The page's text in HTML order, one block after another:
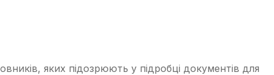
яких підозрюють у підробці документів для